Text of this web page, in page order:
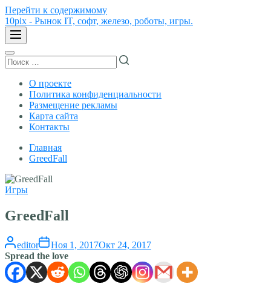
Перейти к содержимому
10pix - Рынок IT, софт, железо, роботы, игры.
О проекте
Политика конфиденциальности
Размещение рекламы
Карта сайта
Контакты
Главная
GreedFall
Игры
GreedFall
editor Ноя 1, 2017Окт 24, 2017
Spread the love